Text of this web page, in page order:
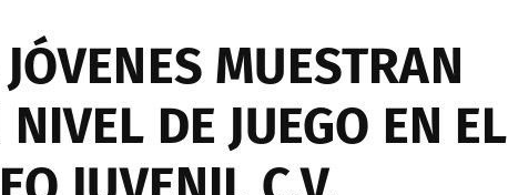
MUESTRAN
DE JUEGO EN EL